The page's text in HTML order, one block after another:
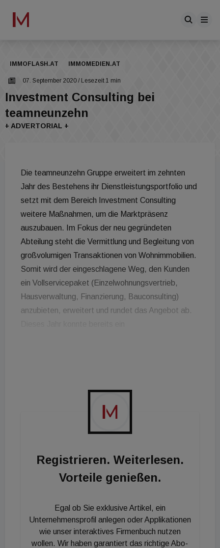
IMMOFLASH.AT IMMOMEDIEN.AT
07. September 2020 / Lesezeit 1 min
Investment Consulting bei
teamneunzehn
+ ADVERTORIAL +
Die teamneunzehn Gruppe erweitert im zehnten
Jahr des Bestehens ihr Dienstleistungsportfolio und
setzt mit dem Bereich Investment Consulting
weitere Maßnahmen, um die Marktpräsenz
auszubauen. Im Fokus der neu gegründeten
Abteilung steht die Vermittlung und Begleitung von
großvolumigen Transaktionen von Wohnimmobilien.
Somit wird der eingeschlagene Weg, den Kunden
ein Vollservicepaket (Einzelwohnungsvertrieb,
Hausverwaltung, Finanzierung, Bauconsulting)
anzubieten, erweitert und rundet das Angebot ab.
teamneunzehn-Gruppe 1.295 erfolgreiche
Vermittlungen im Einzelwohnungsvertrieb und ein
Finanzierungsvolumen in Höhe von 76 Millionen
Registrieren. Weiterlesen.
Vorteile genießen.
Egal ob Sie exklusive Artikel, ein
Unternehmensprofil anlegen oder Applikationen
wie unser interaktives Firmenbuch nutzen
wollen. Wir haben garantiert das richtige Abo-